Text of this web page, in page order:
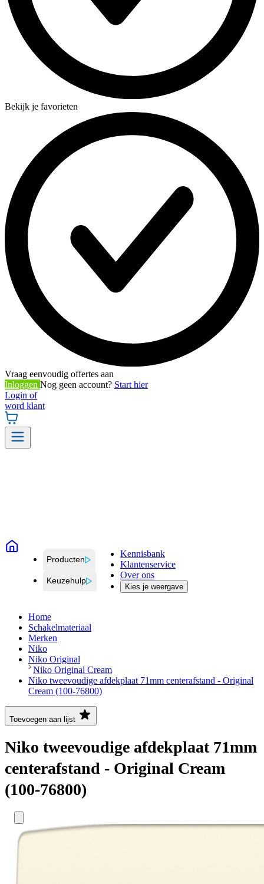
Bekijk je favorieten
Vraag eenvoudig offertes aan
Inloggen Nog geen account? Start hier
Login of
word klant
Producten
Keuzehulp
Kennisbank
Klantenservice
Over ons
Kies je weergave
Home
Schakelmateriaal
Merken
Niko
Niko Original
Niko Original Cream
Niko tweevoudige afdekplaat 71mm centerafstand - Original
Cream (100-76800)
Toevoegen aan lijst
Niko tweevoudige afdekplaat 71mm
centerafstand - Original Cream
(100-76800)